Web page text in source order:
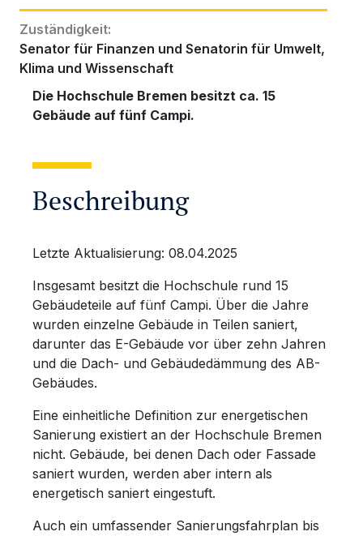
Zuständigkeit:
Senator für Finanzen und Senatorin für Umwelt,
Klima und Wissenschaft
Die Hochschule Bremen besitzt ca. 15
Gebäude auf fünf Campi.
Beschreibung
Letzte Aktualisierung: 08.04.2025
Insgesamt besitzt die Hochschule rund 15
Gebäudeteile auf fünf Campi. Über die Jahre
wurden einzelne Gebäude in Teilen saniert,
darunter das E-Gebäude vor über zehn Jahren
und die Dach- und Gebäudedämmung des AB-
Gebäudes.
Eine einheitliche Definition zur energetischen
Sanierung existiert an der Hochschule Bremen
nicht. Gebäude, bei denen Dach oder Fassade
saniert wurden, werden aber intern als
energetisch saniert eingestuft.
Auch ein umfassender Sanierungsfahrplan bis